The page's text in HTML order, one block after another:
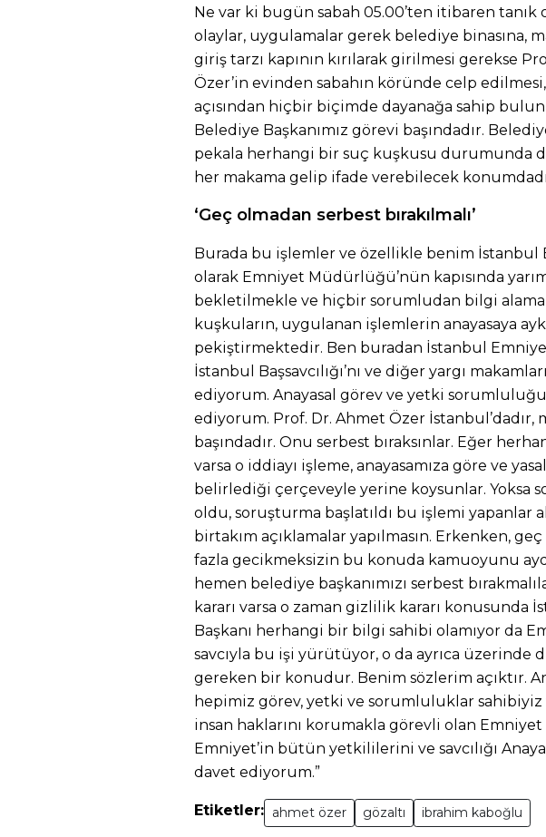
Ne var ki bugün sabah 05.00’ten itibaren
olaylar, uygulamalar gerek belediye binasına,
giriş tarzı kapının kırılarak girilmesi gerekse
Özer’in evinden sabahın köründe celp edilmesi,
açısından hiçbir biçimde dayanağa sahip
Belediye Başkanımız görevi başındadır.
pekala herhangi bir suç kuşkusu durumunda
her makama gelip ifade verebilecek
‘Geç olmadan serbest bırakılmalı’
Burada bu işlemler ve özellikle benim İstanbul
olarak Emniyet Müdürlüğü’nün kapısında
bekletilmekle ve hiçbir sorumludan bilgi
kuşkuların, uygulanan işlemlerin anayasaya
pekiştirmektedir. Ben buradan İstanbul
İstanbul Başsavcılığı’nı ve diğer yargı
ediyorum. Anayasal görev ve yetki
ediyorum. Prof. Dr. Ahmet Özer İstanbul’dadır,
başındadır. Onu serbest bıraksınlar. Eğer
varsa o iddiayı işleme, anayasamıza göre ve
belirlediği çerçeveyle yerine koysunlar. Yoksa
oldu, soruşturma başlatıldı bu işlemi yapanlar
birtakım açıklamalar yapılmasın. Erkenken,
fazla gecikmeksizin bu konuda kamuoyunu
hemen belediye başkanımızı serbest
kararı varsa o zaman gizlilik kararı konusunda
Başkanı herhangi bir bilgi sahibi olamıyor da
savcıyla bu işi yürütüyor, o da ayrıca üzerinde
gereken bir konudur. Benim sözlerim açıktır.
hepimiz görev, yetki ve sorumluluklar sahibiyiz
insan haklarını korumakla görevli olan
Emniyet’in bütün yetkililerini ve savcılığı
davet ediyorum.”
Etiketler: ahmet özer gözaltı ibrahim kaboğlu